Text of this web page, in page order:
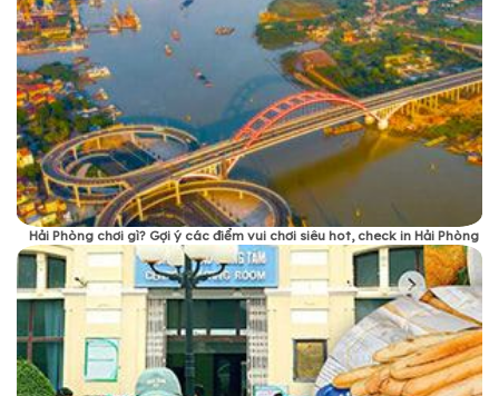
Hải Phòng chơi gì? Gợi ý các điểm vui chơi siêu hot, check in Hải Phòng